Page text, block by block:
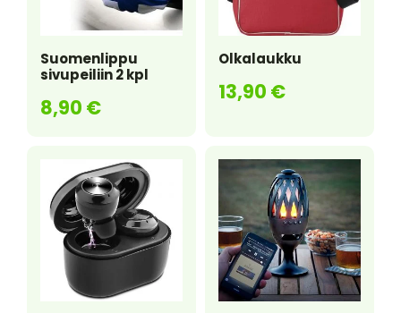
Suomenlippu
sivupeiliin 2 kpl
8,90 €
Olkalaukku
13,90 €